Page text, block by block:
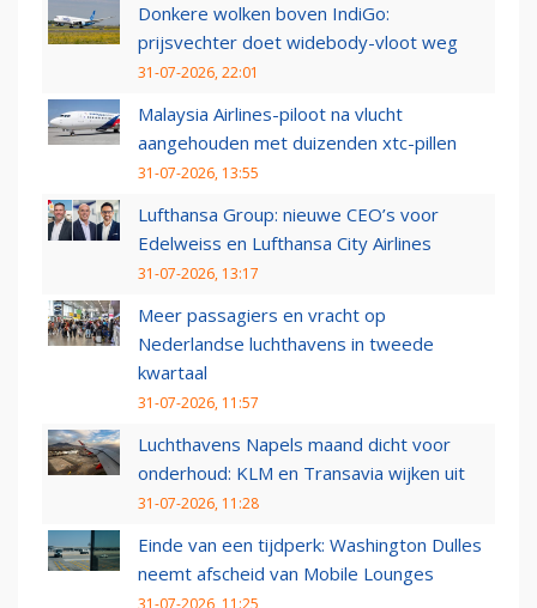
Donkere wolken boven IndiGo:
prijsvechter doet widebody-vloot weg
31-07-2026, 22:01
Malaysia Airlines-piloot na vlucht
aangehouden met duizenden xtc-pillen
31-07-2026, 13:55
Lufthansa Group: nieuwe CEO’s voor
Edelweiss en Lufthansa City Airlines
31-07-2026, 13:17
Meer passagiers en vracht op
Nederlandse luchthavens in tweede
kwartaal
31-07-2026, 11:57
Luchthavens Napels maand dicht voor
onderhoud: KLM en Transavia wijken uit
31-07-2026, 11:28
Einde van een tijdperk: Washington Dulles
neemt afscheid van Mobile Lounges
31-07-2026, 11:25